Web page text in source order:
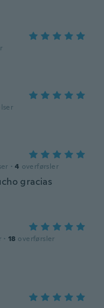
· 4 overførsler
gracias
· 18 overførsler